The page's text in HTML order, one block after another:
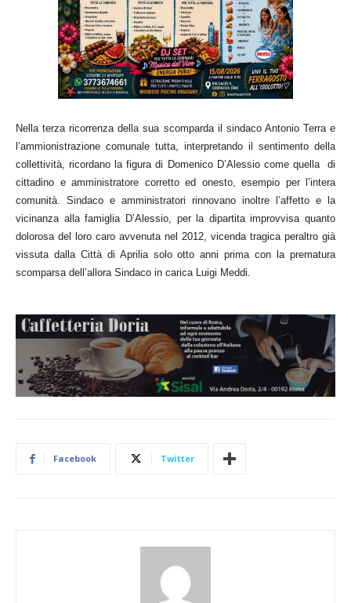
Nella terza ricorrenza della sua scomparda il sindaco Antonio Terra e
l’ammionistrazione comunale tutta, interpretando il sentimento della
collettività, ricordano la figura di Domenico D’Alessio come quella di
cittadino e amministratore corretto ed onesto, esempio per l’intera
comunità. Sindaco e amministratori rinnovano inoltre l’affetto e la
vicinanza alla famiglia D’Alessio, per la dipartita improvvisa quanto
dolorosa del loro caro avvenuta nel 2012, vicenda tragica peraltro già
vissuta dalla Città di Aprilia solo otto anni prima con la prematura
scomparsa dell’allora Sindaco in carica Luigi Meddi.
Facebook Twitter